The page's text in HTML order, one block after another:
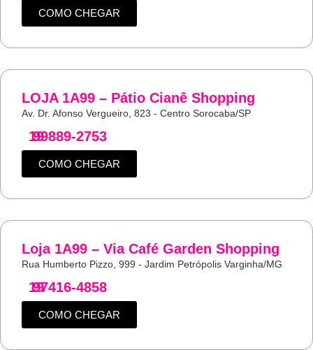
COMO CHEGAR
LOJA 1A99 – Pátio Cianê Shopping
Av. Dr. Afonso Vergueiro, 823 - Centro Sorocaba/SP
19
99889-2753
COMO CHEGAR
Loja 1A99 – Via Café Garden Shopping
Rua Humberto Pizzo, 999 - Jardim Petrópolis Varginha/MG
19
97416-4858
COMO CHEGAR